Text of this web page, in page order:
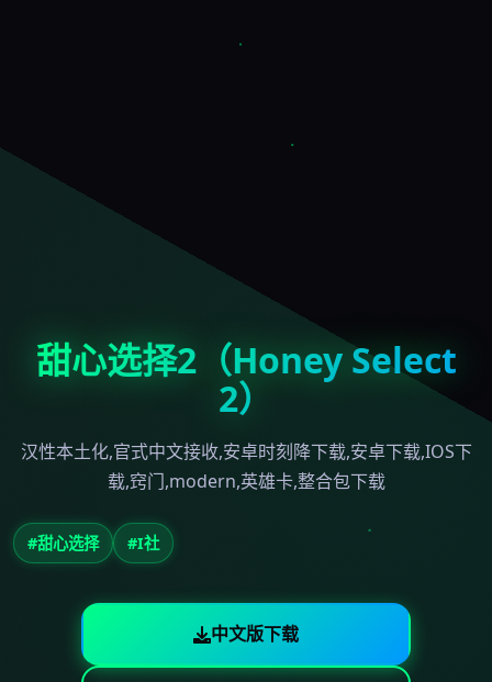
甜心选择2（Honey Select
2）
汉性本土化,官式中文接收,安卓时刻降下载,安卓下载,IOS下
载,窍门,modern,英雄卡,整合包下载
#甜心选择 #I社
中文版下载